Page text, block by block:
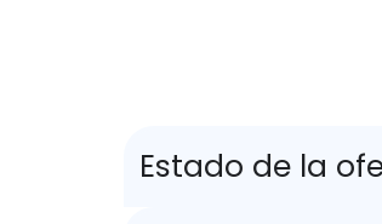
Estado de la